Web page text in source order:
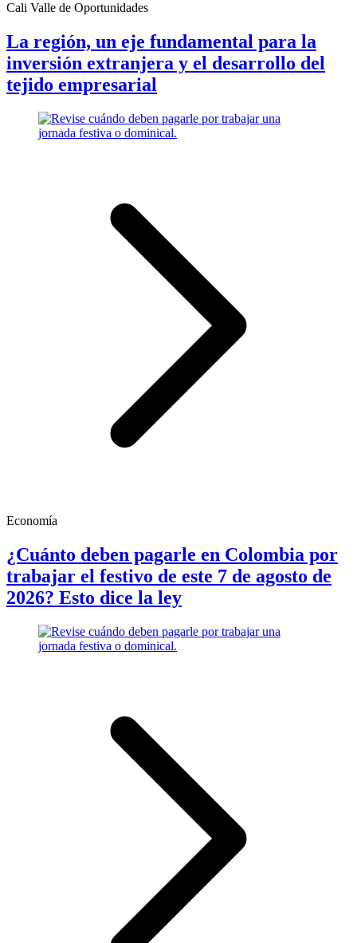
Cali Valle de Oportunidades
La región, un eje fundamental para la
inversión extranjera y el desarrollo del
tejido empresarial
Economía
¿Cuánto deben pagarle en Colombia por
trabajar el festivo de este 7 de agosto de
2026? Esto dice la ley